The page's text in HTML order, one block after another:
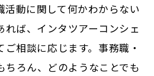
活動に関して何かわからない
れば、インタツアーコンシェ
相談に応じます。事務職・
ちろん、どのようなことでも